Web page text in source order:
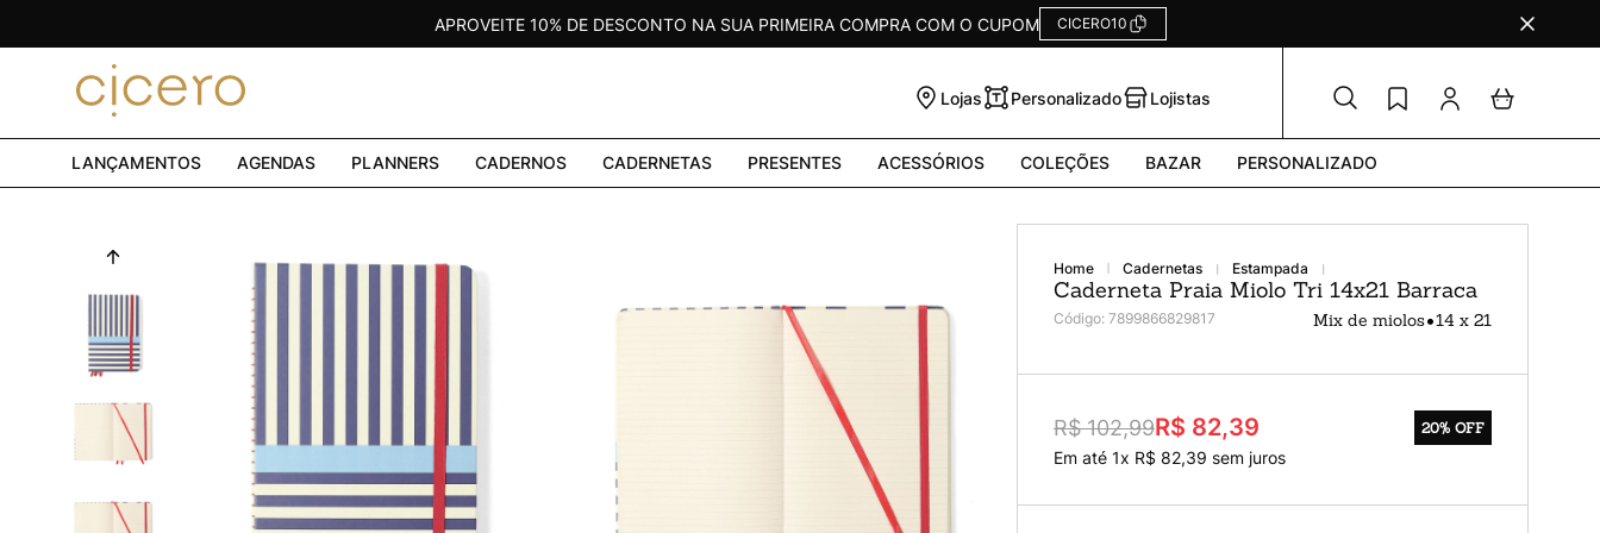
APROVEITE 10% DE DESCONTO NA SUA PRIMEIRA COMPRA COM O CUPOM CICERO10
Lojas Personalizado Lojistas
LANÇAMENTOS AGENDAS PLANNERS CADERNOS CADERNETAS PRESENTES ACESSÓRIOS COLEÇÕES BAZAR PERSONALIZADO
cadernetas estampada
Caderneta Praia Miolo Tri 14x21 Barraca
Código: 7899866829817 Mix de miolos•14 x 21
R$ 102,99R$ 82,39
Em até 1x R$ 82,39 sem juros
20% OFF